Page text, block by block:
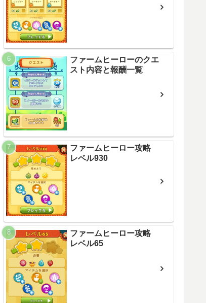
ファームヒーローのクエ
スト内容と報酬一覧
ファームヒーロー攻略
レベル930
ファームヒーロー攻略
レベル65